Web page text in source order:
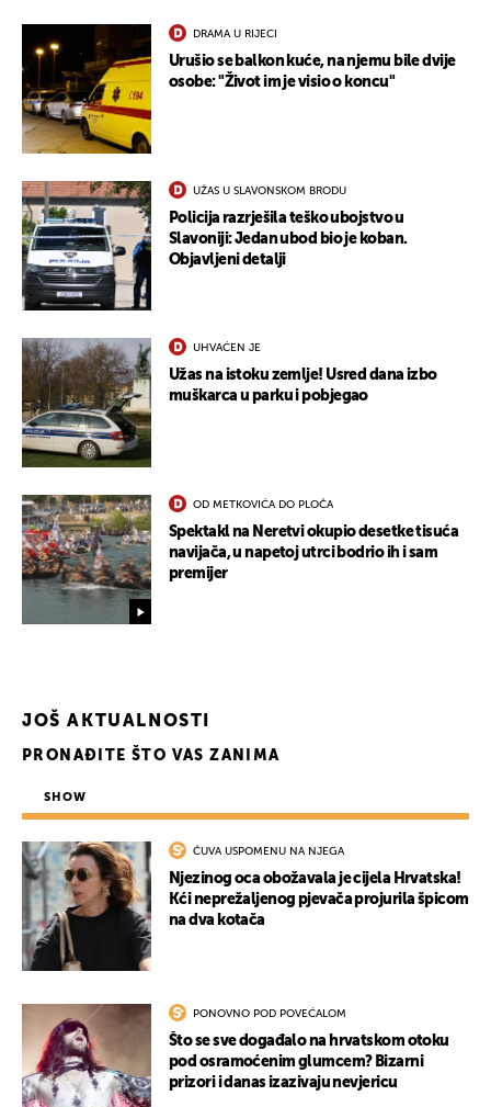
DRAMA U RIJECI
Urušio se balkon kuće, na njemu bile dvije
osobe: "Život im je visio o koncu"
UŽAS U SLAVONSKOM BRODU
Policija razrješila teško ubojstvo u
Slavoniji: Jedan ubod bio je koban.
Objavljeni detalji
UHVAĆEN JE
Užas na istoku zemlje! Usred dana izbo
muškarca u parku i pobjegao
OD METKOVIĆA DO PLOČA
Spektakl na Neretvi okupio desetke tisuća
navijača, u napetoj utrci bodrio ih i sam
premijer
JOŠ AKTUALNOSTI
PRONAĐITE ŠTO VAS ZANIMA
SHOW
ČUVA USPOMENU NA NJEGA
Njezinog oca obožavala je cijela Hrvatska!
Kći neprežaljenog pjevača projurila špicom
na dva kotača
PONOVNO POD POVEĆALOM
Što se sve događalo na hrvatskom otoku
pod osramoćenim glumcem? Bizarni
prizori i danas izazivaju nevjericu
UKLJUČITE NOTIFIKACIJE